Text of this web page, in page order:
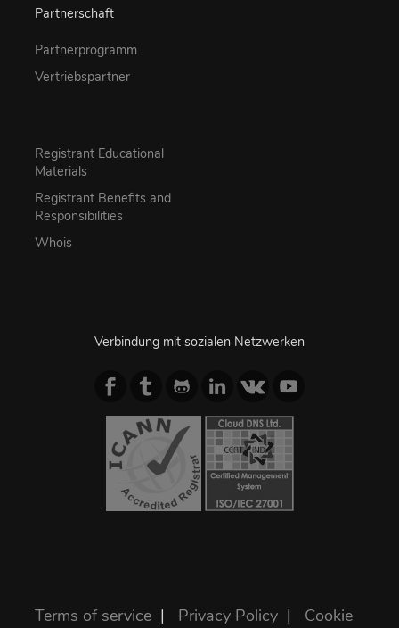
Partnerschaft
Partnerprogramm
Vertriebspartner
Registrant Educational
Materials
Registrant Benefits and
Responsibilities
Whois
Verbindung mit sozialen Netzwerken
Terms of service | Privacy Policy | Cookie